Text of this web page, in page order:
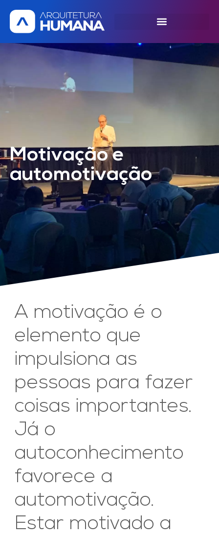
Motivação e
automotivação
A motivação é o
elemento que
impulsiona as
pessoas para fazer
coisas importantes.
Já o
autoconhecimento
favorece a
automotivação.
Estar motivado a